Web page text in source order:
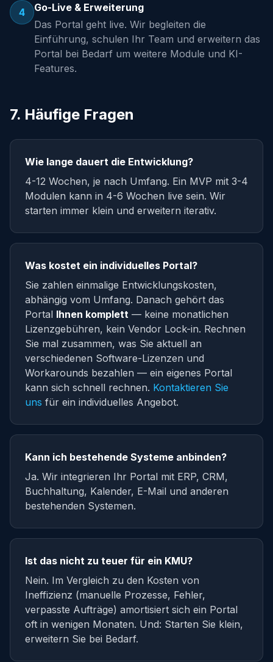
4
Go-Live & Erweiterung
Das Portal geht live. Wir begleiten die
Einführung, schulen Ihr Team und erweitern das
Portal bei Bedarf um weitere Module und KI-
Features.
7. Häufige Fragen
Wie lange dauert die Entwicklung?
4-12 Wochen, je nach Umfang. Ein MVP mit 3-4
Modulen kann in 4-6 Wochen live sein. Wir
starten immer klein und erweitern iterativ.
Was kostet ein individuelles Portal?
Sie zahlen einmalige Entwicklungskosten,
abhängig vom Umfang. Danach gehört das
Portal Ihnen komplett — keine monatlichen
Lizenzgebühren, kein Vendor Lock-in. Rechnen
Sie mal zusammen, was Sie aktuell an
verschiedenen Software-Lizenzen und
Workarounds bezahlen — ein eigenes Portal
kann sich schnell rechnen. Kontaktieren Sie
uns für ein individuelles Angebot.
Kann ich bestehende Systeme anbinden?
Ja. Wir integrieren Ihr Portal mit ERP, CRM,
Buchhaltung, Kalender, E-Mail und anderen
bestehenden Systemen.
Ist das nicht zu teuer für ein KMU?
Nein. Im Vergleich zu den Kosten von
Ineffizienz (manuelle Prozesse, Fehler,
verpasste Aufträge) amortisiert sich ein Portal
oft in wenigen Monaten. Und: Starten Sie klein,
erweitern Sie bei Bedarf.